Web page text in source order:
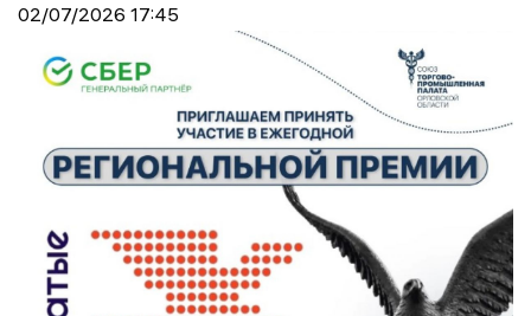
02/07/2026 17:45